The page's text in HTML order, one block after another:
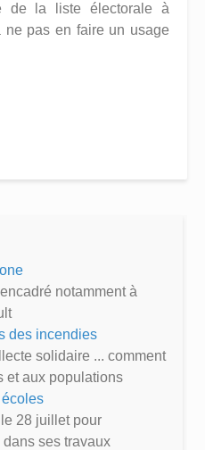
de la liste électorale à
pas en faire un usage
notamment à
des incendies
solidaire ... comment
et aux populations
28 juillet pour
ses travaux